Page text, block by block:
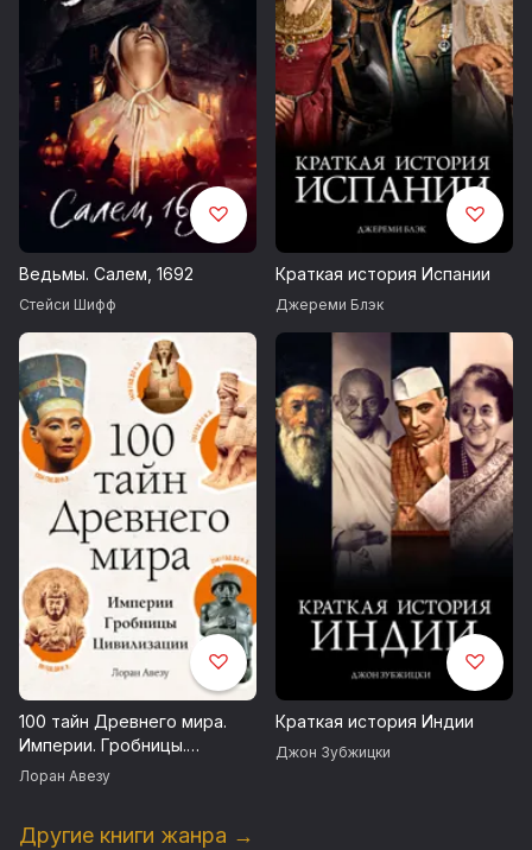
Ведьмы. Салем, 1692
Стейси Шифф
Краткая история Испании
Джереми Блэк
100 тайн Древнего мира.
Империи. Гробницы.
Цивилизации
Лоран Авезу
Краткая история Индии
Джон Зубжицки
Другие книги жанра →